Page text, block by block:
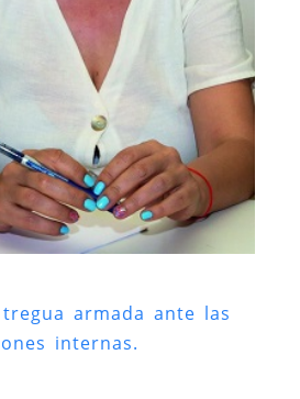
armada ante las
internas.